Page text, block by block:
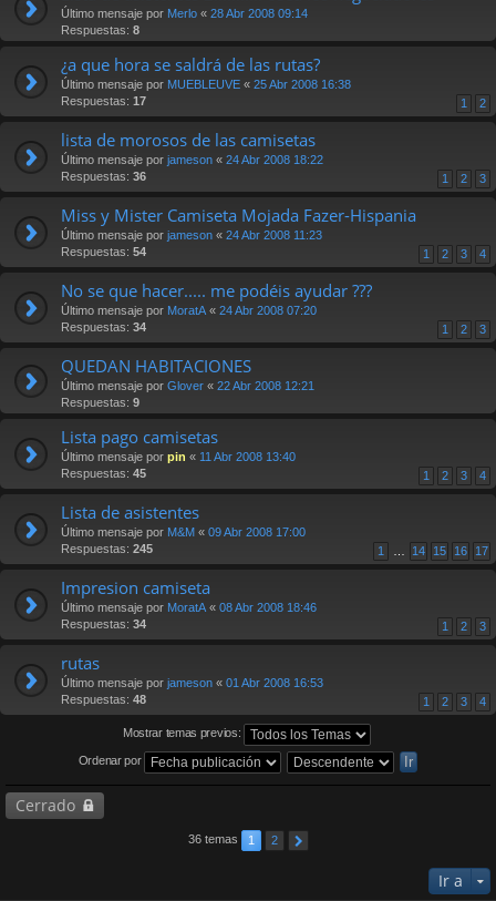
Último mensaje por Merlo « 28 Abr 2008 09:14
Respuestas: 8
¿a que hora se saldrá de las rutas?
Último mensaje por MUEBLEUVE « 25 Abr 2008 16:38
Respuestas: 17 1 2
lista de morosos de las camisetas
Último mensaje por jameson « 24 Abr 2008 18:22
Respuestas: 36 1 2 3
Miss y Mister Camiseta Mojada Fazer-Hispania
Último mensaje por jameson « 24 Abr 2008 11:23
Respuestas: 54 1 2 3 4
No se que hacer..... me podéis ayudar ???
Último mensaje por MoratA « 24 Abr 2008 07:20
Respuestas: 34 1 2 3
QUEDAN HABITACIONES
Último mensaje por Glover « 22 Abr 2008 12:21
Respuestas: 9
Lista pago camisetas
Último mensaje por pin « 11 Abr 2008 13:40
Respuestas: 45 1 2 3 4
Lista de asistentes
Último mensaje por M&M « 09 Abr 2008 17:00
Respuestas: 245 1 14 15 16 17
Impresion camiseta
Último mensaje por MoratA « 08 Abr 2008 18:46
Respuestas: 34 1 2 3
rutas
Último mensaje por jameson « 01 Abr 2008 16:53
Respuestas: 48 1 2 3 4
Mostrar temas previos:
Ordenar por
Cerrado
36 temas 1 2
Ir a